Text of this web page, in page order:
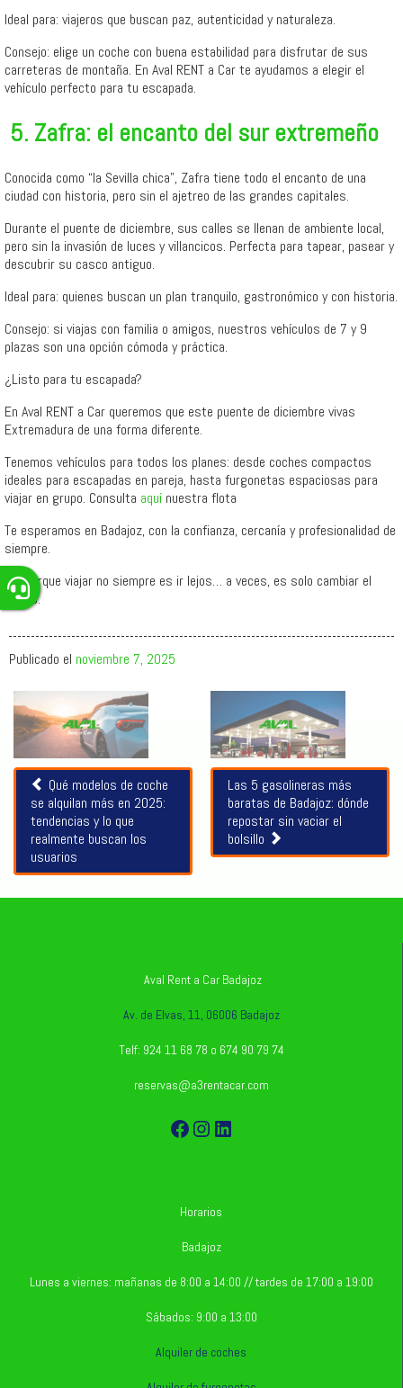
Ideal para: viajeros que buscan paz, autenticidad y naturaleza.
Consejo: elige un coche con buena estabilidad para disfrutar de sus
carreteras de montaña. En Aval RENT a Car te ayudamos a elegir el
vehículo perfecto para tu escapada.
️ 5. Zafra: el encanto del sur extremeño
Conocida como “la Sevilla chica”, Zafra tiene todo el encanto de una
ciudad con historia, pero sin el ajetreo de las grandes capitales.
Durante el puente de diciembre, sus calles se llenan de ambiente local,
pero sin la invasión de luces y villancicos. Perfecta para tapear, pasear y
descubrir su casco antiguo.
Ideal para: quienes buscan un plan tranquilo, gastronómico y con historia.
Consejo: si viajas con familia o amigos, nuestros vehículos de 7 y 9
plazas son una opción cómoda y práctica.
¿Listo para tu escapada?
En Aval RENT a Car queremos que este puente de diciembre vivas
Extremadura de una forma diferente.
Tenemos vehículos para todos los planes: desde coches compactos
ideales para escapadas en pareja, hasta furgonetas espaciosas para
viajar en grupo. Consulta aquí nuestra flota
Te esperamos en Badajoz, con la confianza, cercanía y profesionalidad de
siempre.
Porque viajar no siempre es ir lejos… a veces, es solo cambiar el
rumbo.
Publicado el noviembre 7, 2025
Artículos
relacionados
Qué modelos de coche
se alquilan más en 2025:
tendencias y lo que
realmente buscan los
usuarios
Las 5 gasolineras más
baratas de Badajoz: dónde
repostar sin vaciar el
bolsillo
Aval Rent a Car Badajoz
Av. de Elvas, 11, 06006 Badajoz
Telf: 924 11 68 78 o 674 90 79 74
reservas@a3rentacar.com
Facebook
Instagram
LinkedIn
Horarios
Badajoz
Lunes a viernes: mañanas de 8:00 a 14:00 // tardes de 17:00 a 19:00
Sábados: 9:00 a 13:00
Alquiler de coches